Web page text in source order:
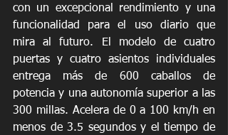
con un excepcional rendimiento y una
funcionalidad para el uso diario que
mira al futuro. El modelo de cuatro
puertas y cuatro asientos individuales
entrega más de 600 caballos de
potencia y una autonomía superior a las
300 millas. Acelera de 0 a 100 km/h en
menos de 3.5 segundos y el tiempo de